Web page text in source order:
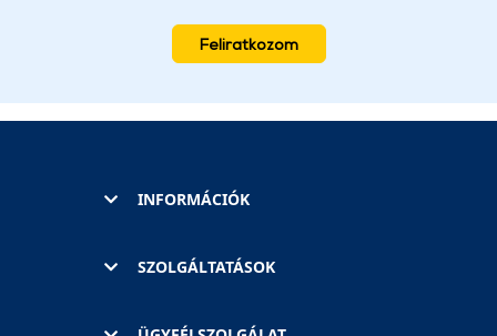
Feliratkozom
INFORMÁCIÓK
SZOLGÁLTATÁSOK